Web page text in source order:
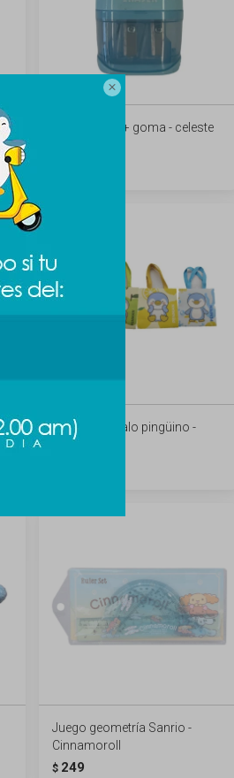

Sacapuntas + goma - celeste
Bolsa de regalo pingüino -
celeste
Juego geometría Sanrio -
Cinnamoroll
$ 249